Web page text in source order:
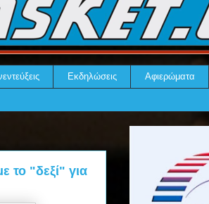
Εκδηλώσεις Αφιερώματα
το "δεξί" για